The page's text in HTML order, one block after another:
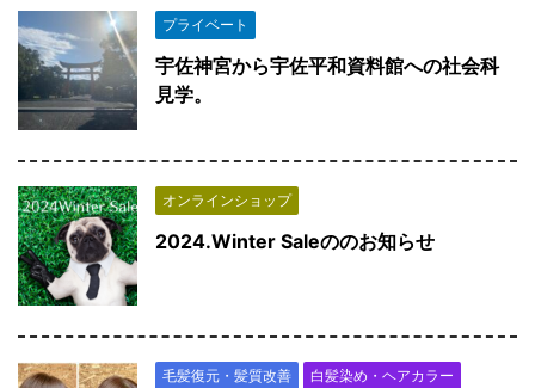
プライベート
宇佐神宮から宇佐平和資料館への社会科
見学。
オンラインショップ
2024.Winter Saleののお知らせ
毛髪復元・髪質改善 白髪染め・ヘアカラー